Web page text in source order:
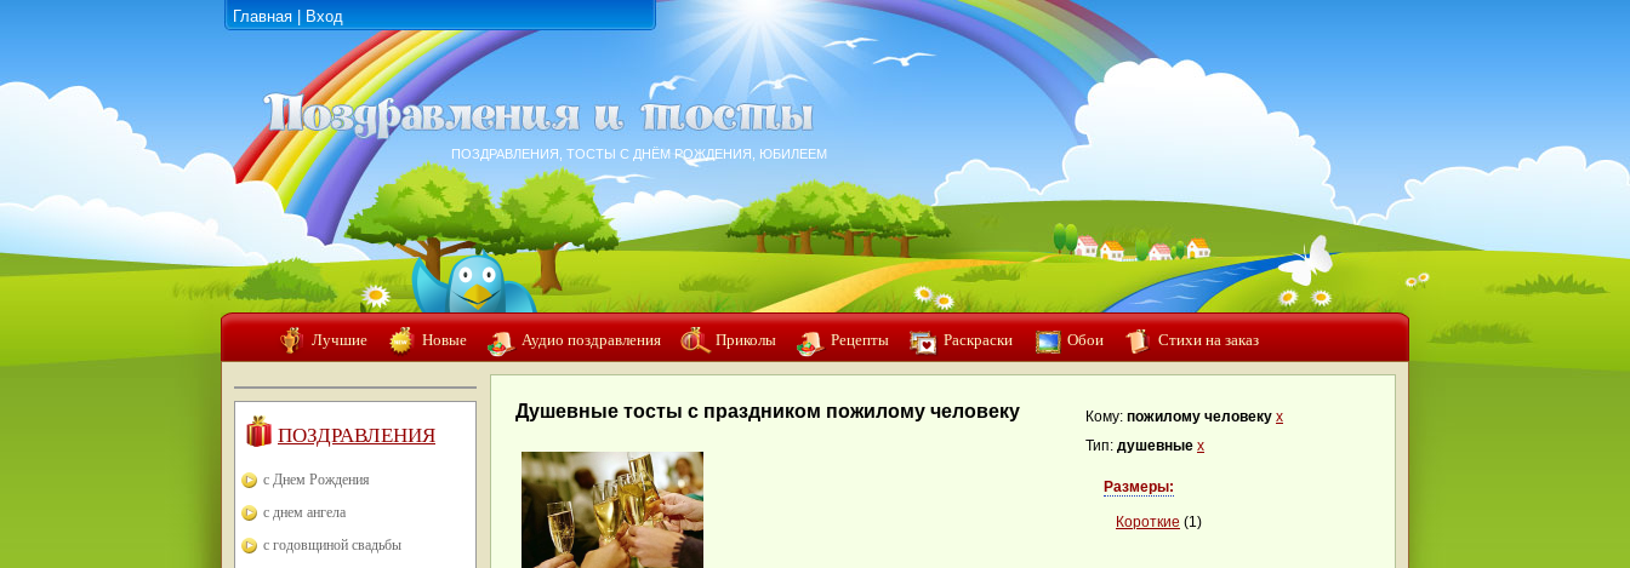
Главная Вход
ПОЗДРАВЛЕНИЯ, ТОСТЫ С ДНЁМ РОЖДЕНИЯ, ЮБИЛЕЕМ
Лучшие Новые Аудио поздравления Приколы Рецепты Раскраски Обои Стихи на заказ
ПОЗДРАВЛЕНИЯ
с Днем Рождения
с днем ангела
с годовщиной свадьбы
Душевные тосты с праздником пожилому человеку Кому: пожилому человеку x
Тип: душевные x
Размеры:
Короткие (1)